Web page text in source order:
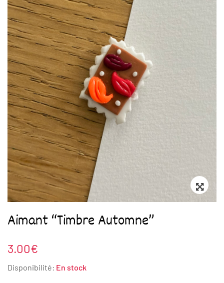
Aimant “Timbre Automne”
3.00€
Disponibilité: En stock